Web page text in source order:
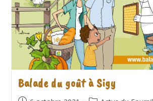
Balade du goût à Sigy